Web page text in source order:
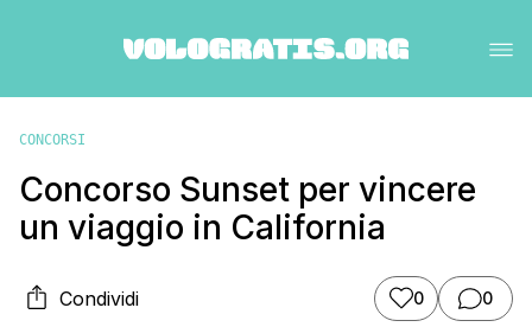
CONCORSI
Concorso Sunset per vincere
un viaggio in California
Condividi 0 0